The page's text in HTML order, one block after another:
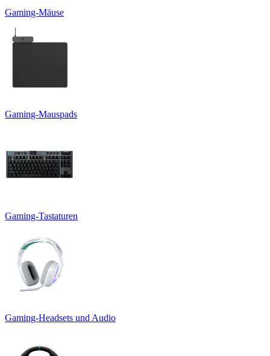
Gaming-Mäuse
Gaming-Mauspads
Gaming-Tastaturen
Gaming-Headsets und Audio